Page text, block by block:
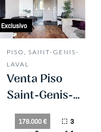
PISO, SAINT-GENIS-
LAVAL
Venta Piso
Saint-Genis-
Laval
178.000 €
3
Exclusivo